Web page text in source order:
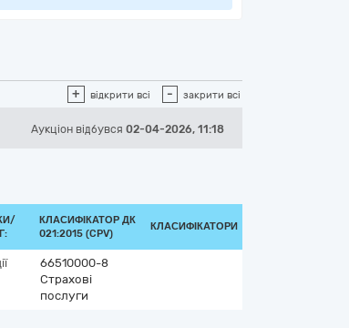
+ відкрити всі - закрити всі
Аукціон відбувся 02-04-2026, 11:18
КЛАСИФІКАТОР ДК
021:2015 (CPV)
КЛАСИФІКАТОРИ
66510000-8
Страхові
послуги